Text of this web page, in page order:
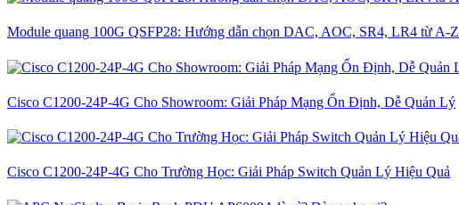
Module quang 100G QSFP28: Hướng dẫn chọn DAC, AOC, SR4, LR4 từ A-Z
Cisco C1200-24P-4G Cho Showroom: Giải Pháp Mạng Ổn Định, Dễ Quản Lý
Cisco C1200-24P-4G Cho Trường Học: Giải Pháp Switch Quản Lý Hiệu Quả